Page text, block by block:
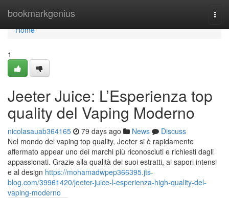
bookmarkgenius
Home
Home
1
Jeeter Juice: L’Esperienza top
quality del Vaping Moderno
nicolasauab364165 79 days ago News
Discuss
Nel mondo del vaping top quality, Jeeter si è rapidamente
affermato appear uno dei marchi più riconosciuti e richiesti dagli
appassionati. Grazie alla qualità dei suoi estratti, ai sapori intensi
e al design https://mohamadwpep366395.jts-
blog.com/39961420/jeeter-juice-l-esperienza-high-quality-del-
vaping-moderno